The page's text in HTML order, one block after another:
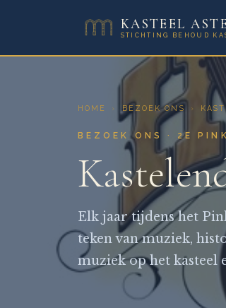
KASTEEL
STICHTING BEHOUD
HOME › BEZOEK ONS ›
BEZOEK ONS · 2E
Elk jaar tijdens het
teken van muziek,
muziek op het kasteel